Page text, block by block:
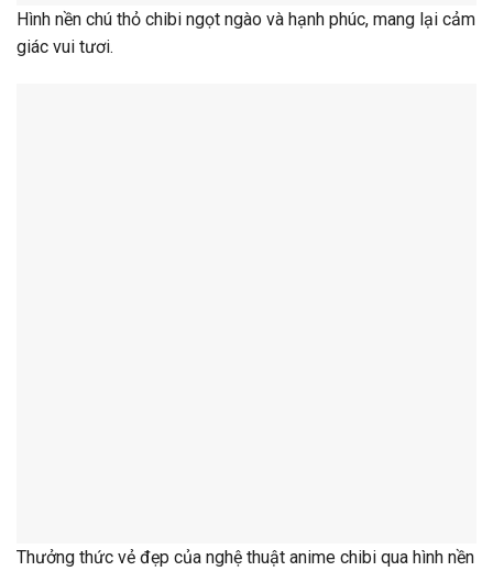
Hình nền chú thỏ chibi ngọt ngào và hạnh phúc, mang lại cảm
giác vui tươi.
Thưởng thức vẻ đẹp của nghệ thuật anime chibi qua hình nền